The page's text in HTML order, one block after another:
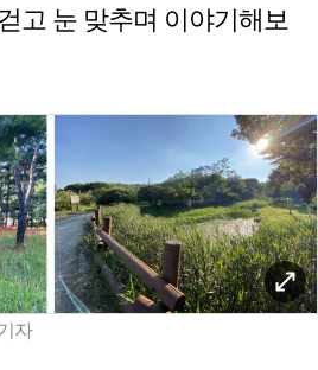
고 눈 맞추며 이야기해보
자